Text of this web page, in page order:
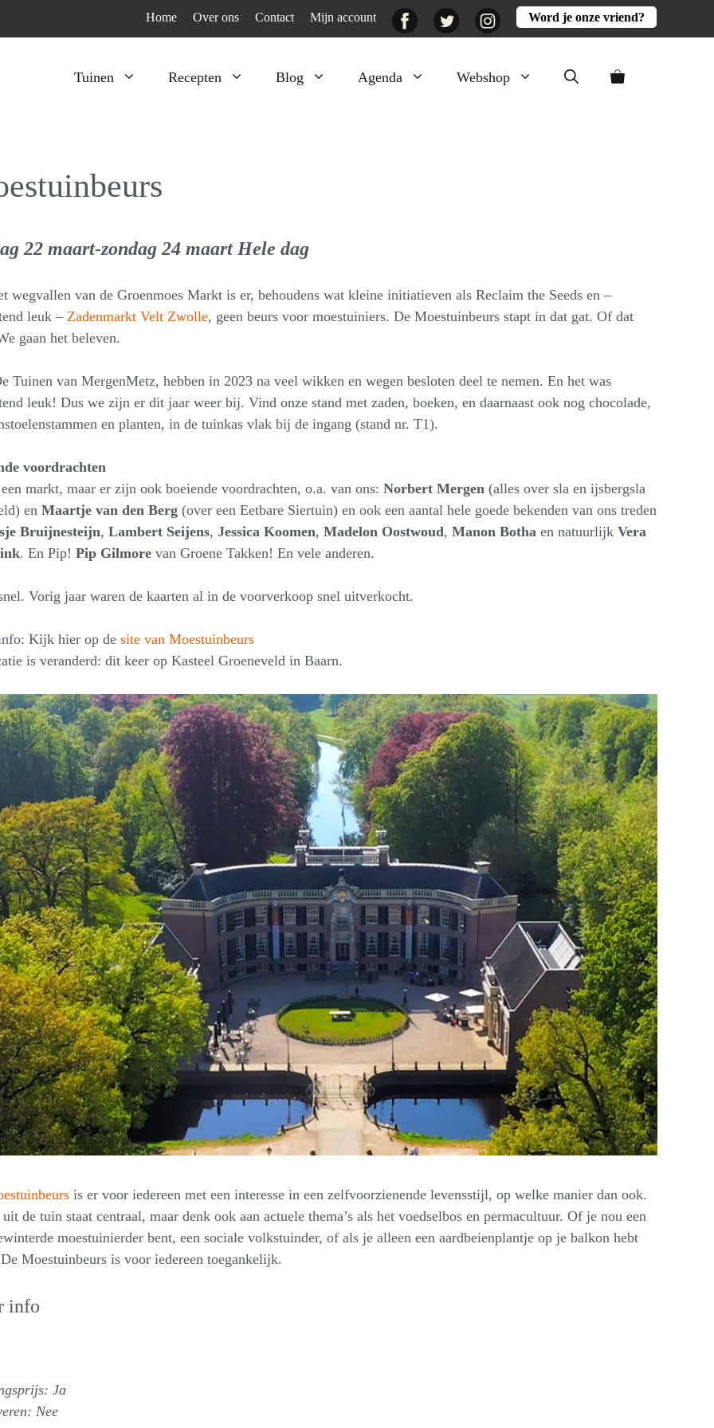
Home Over ons Contact Mijn account FacebookTwitter InstagramWord je onze vriend?
Tuinen Recepten Blog Agenda Webshop
Kruiden
Verfplanten Vruchtgewassen
22 maart-zondag 24 maart Hele dag
wegvallen van de Groenmoes Markt is er, behoudens wat kleine initiatieven als Reclaim the Seeds en –
leuk – Zadenmarkt Velt Zwolle, geen beurs voor moestuiniers. De Moestuinbeurs stapt in dat gat. Of dat
gaan het beleven.
Tuinen van MergenMetz, hebben in 2023 na veel wikken en wegen besloten deel te nemen. En het was
leuk! Dus we zijn er dit jaar weer bij. Vind onze stand met zaden, boeken, en daarnaast ook nog chocolade,
en planten, in de tuinkas vlak bij de ingang (stand nr. T1).
voordrachten
markt, maar er zijn ook boeiende voordrachten, o.a. van ons: Norbert Mergen (alles over sla en ijsbergsla
en Maartje van den Berg (over een Eetbare Siertuin) en ook een aantal hele goede bekenden van ons treden
Bruijnesteijn, Lambert Seijens, Jessica Koomen, Madelon Oostwoud, Manon Botha en natuurlijk Vera
. En Pip! Pip Gilmore van Groene Takken! En vele anderen.
Vorig jaar waren de kaarten al in de voorverkoop snel uitverkocht.
Kijk hier op de site van Moestuinbeurs
is veranderd: dit keer op Kasteel Groeneveld in Baarn.
is er voor iedereen met een interesse in een zelfvoorzienende levensstijl, op welke manier dan ook.
de tuin staat centraal, maar denk ook aan actuele thema’s als het voedselbos en permacultuur. Of je nou een
moestuinierder bent, een sociale volkstuinder, of als je alleen een aardbeienplantje op je balkon hebt
Moestuinbeurs is voor iedereen toegankelijk.
info
Ja
Nee